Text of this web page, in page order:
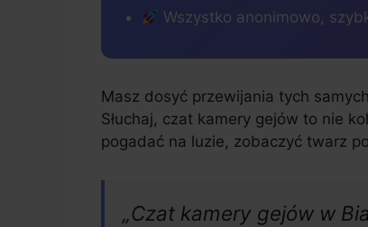
Wszystko anonimowo,
Masz dosyć przewijania tych
Słuchaj, czat kamery gejów to nie
pogadać na luzie, zobaczyć twarz
„Czat kamery gejów w